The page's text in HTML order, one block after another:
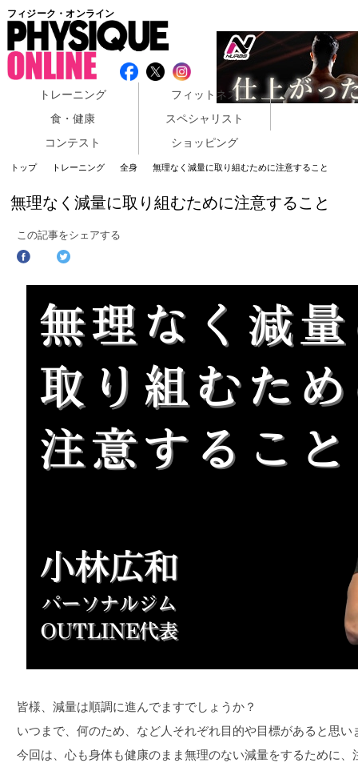
フィジーク・オンライン
トレーニング
フィットネス
食・健康
スペシャリスト
コンテスト
ショッピング
トップ トレーニング 全身 無理なく減量に取り組むために注意すること
無理なく減量に取り組むために注意すること
この記事をシェアする
皆様、減量は順調に進んでますでしょうか？
いつまで、何のため、など人それぞれ目的や目標があると思い
今回は、心も身体も健康のまま無理のない減量をするために